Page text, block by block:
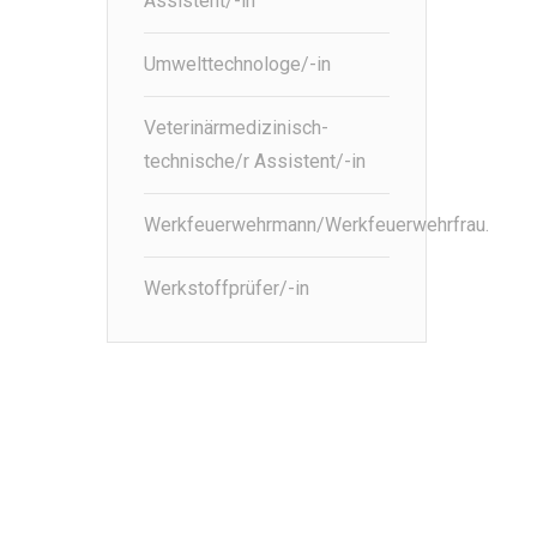
Umwelttechnologe/-in
Veterinärmedizinisch-
technische/r Assistent/-in
Werkfeuerwehrmann/Werkfeuerwehrfrau.
Werkstoffprüfer/-in